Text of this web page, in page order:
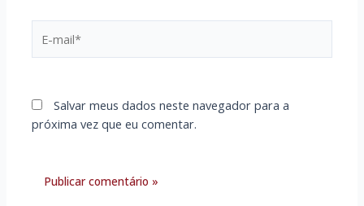
mail*
Salvar meus dados neste navegador para a
próxima vez que eu comentar.